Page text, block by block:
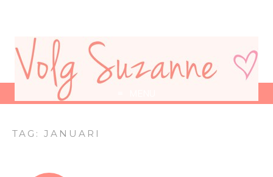
TAG:JANUARI